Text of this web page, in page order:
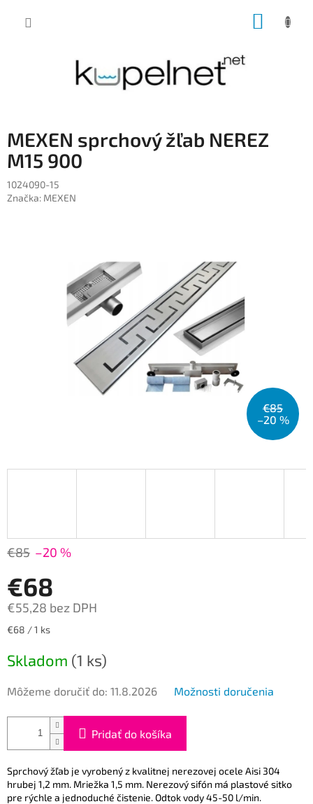
MEXEN sprchový žľab NEREZ
M15 900
1024090-15
Značka: MEXEN
€85
–20 %
€85 –20 %
€68
€55,28 bez DPH
Jednotková
€68 / 1 ks
Skladom (1 ks)
Môžeme doručiť do: 11.8.2026 Možnosti doručenia
Pridať do košíka
Sprchový žľab je vyrobený z kvalitnej nerezovej ocele Aisi 304
hrubej 1,2 mm. Mriežka 1,5 mm. Nerezový sifón má plastové sitko
pre rýchle a jednoduché čistenie. Odtok vody 45-50 l/min.